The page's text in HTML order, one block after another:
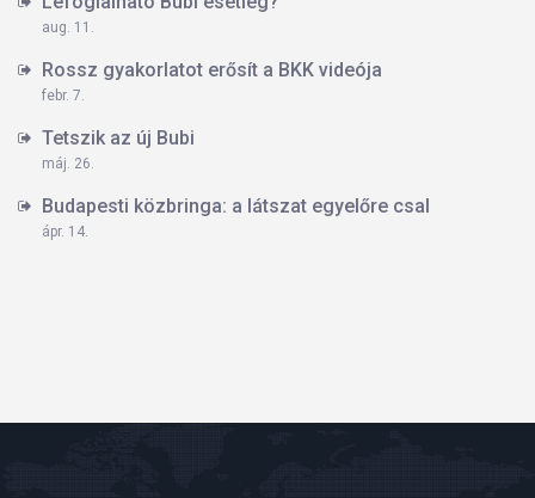
aug. 11.
Rossz gyakorlatot erősít a BKK videója
febr. 7.
Tetszik az új Bubi
máj. 26.
Budapesti közbringa: a látszat egyelőre csal
ápr. 14.